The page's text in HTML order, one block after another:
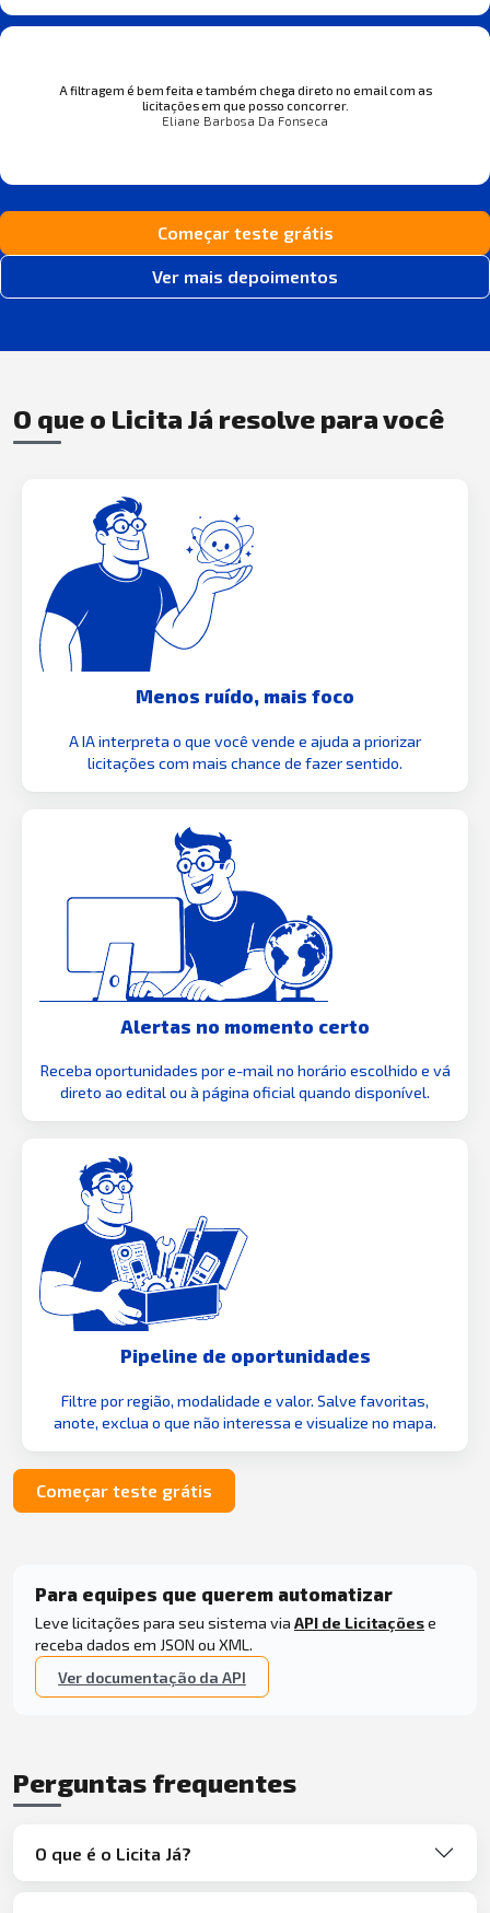
A filtragem é bem feita e também chega direto no email com as
licitações em que posso concorrer.
Eliane Barbosa Da Fonseca
Começar teste grátis
Ver mais depoimentos
O que o Licita Já resolve para você
Menos ruído, mais foco
A IA interpreta o que você vende e ajuda a priorizar
licitações com mais chance de fazer sentido.
Alertas no momento certo
Receba oportunidades por e-mail no horário escolhido e vá
direto ao edital ou à página oficial quando disponível.
Pipeline de oportunidades
Filtre por região, modalidade e valor. Salve favoritas,
anote, exclua o que não interessa e visualize no mapa.
Começar teste grátis
Para equipes que querem automatizar
Leve licitações para seu sistema via API de Licitaçõese
receba dados em JSON ou XML.
Ver documentação da API
Perguntas frequentes
O que é o Licita Já?